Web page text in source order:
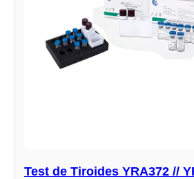
Test de Tiroides YRA372 //